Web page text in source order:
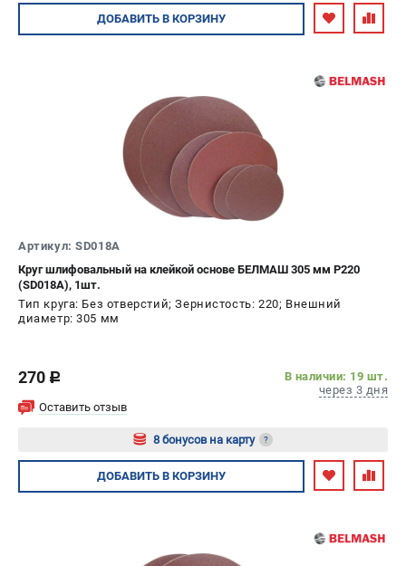
ИНФОРМАЦИЯ
Политика обработки персональных данных
Бонусная программа
Пользовательское соглашение
СТАНОЧНОЕ ОБОРУДОВАНИЕ
Комбинированные станки
Рейсмусы
Сверлильные станки
Фуговальные станки
Циркулярные станки
Шлифовальные станки
Авторизуйтесь
ДОБАВИТЬ В КОРЗИНУ
Артикул: SD018A
Круг шлифовальный на клейкой основе БЕЛМАШ 305 мм P220
(SD018A), 1шт.
Тип круга: Без отверстий; Зернистость: 220; Внешний
диаметр: 305 мм
270 c
В наличии: 19 шт.
через 3 дня
Оставить отзыв
8 бонусов на карту ?
Авторизуйтесь
ДОБАВИТЬ В КОРЗИНУ